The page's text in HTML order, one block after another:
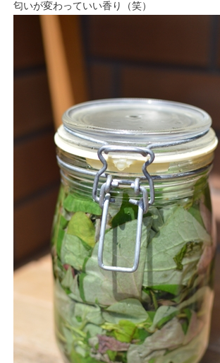
匂いが変わっていい香り（笑）